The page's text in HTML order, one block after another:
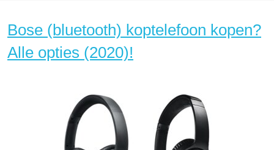
Bose (bluetooth) koptelefoon kopen?
Alle opties (2020)!